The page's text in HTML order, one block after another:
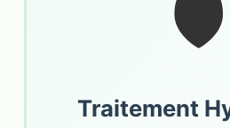
🛡️
Traitement